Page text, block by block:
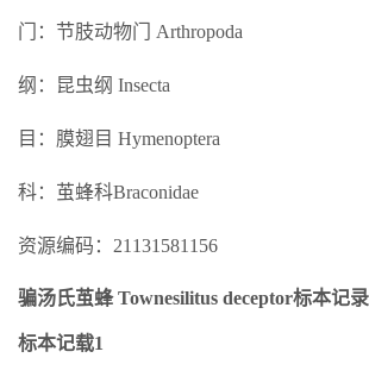
门：节肢动物门 Arthropoda
纲：昆虫纲 Insecta
目：膜翅目 Hymenoptera
科：茧蜂科Braconidae
资源编码：21131581156
骗汤氏茧蜂 Townesilitus deceptor标本记
标本记载1